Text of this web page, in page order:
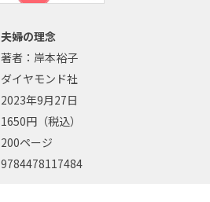
夫婦の理念
著者：岸本裕子
ダイヤモンド社
2023年9月27日
1650円（税込）
200ページ
9784478117484